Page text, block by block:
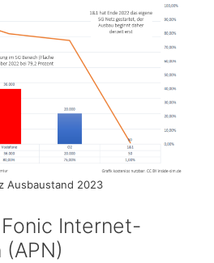
Ausbaustand 2023
Internet-